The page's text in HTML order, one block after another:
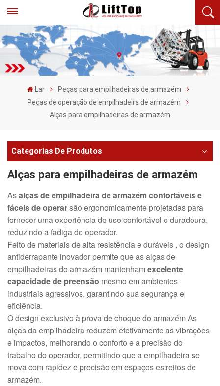
Lar
Peças para empilhadeiras de armazém
Peças de operação de empilhadeira de armazém
Alças para empilhadeiras de armazém
Categorias De Produtos
Alças para empilhadeiras de armazém
Asalças de empilhadeira de armazém confortáveis ​​e
fáceis de operarsão ergonomicamente projetadas para
fornecer uma experiência de uso confortável e duradoura,
reduzindo a fadiga do operador.
Feito de materiais de alta resistência e duráveis , o design
antiderrapante inovador permite que as alças de
empilhadeiras do armazém mantenhamexcelente
capacidade de preensão mesmo em ambientes
industriais agressivos, garantindo sua segurança e
eficiência.
O design exclusivo à prova de choque do armazém As
alças da empilhadeira reduzem efetivamente as vibrações
e impactos, melhorando o conforto e a precisão do
trabalho do operador, permitindo que a empilhadeira se
mova com rapidez e precisão em espaços estreitos de
armazém.